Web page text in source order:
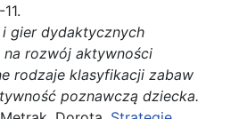
i gier dydaktycznych
na rozwój aktywności
rodzaje klasyfikacji zabaw
poznawczą dziecka.